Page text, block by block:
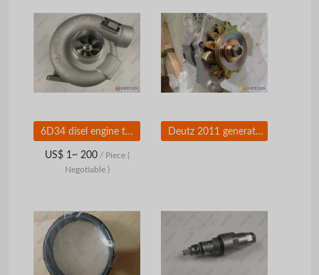
6D34 disel engine turbocharger for excavator
US$ 1~ 200/ Piece (
Negotiable )
Deutz 2011 generator 01183638 alternator